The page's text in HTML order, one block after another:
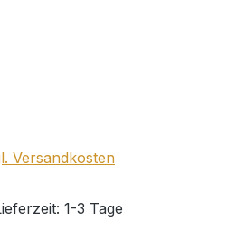
Versandkosten
1-3 Tage